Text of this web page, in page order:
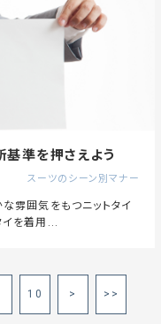
基準を押さえよう
スーツのシーン別マナー
雰囲気をもつニットタイ
を着用...
10 > >>